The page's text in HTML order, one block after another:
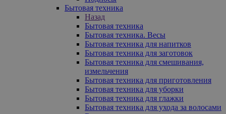
Бытовая техника
Назад
Бытовая техника
Бытовая техника. Весы
Бытовая техника для напитков
Бытовая техника для заготовок
Бытовая техника для смешивания,
измельчения
Бытовая техника для приготовления
Бытовая техника для уборки
Бытовая техника для глажки
Бытовая техника для ухода за волосами